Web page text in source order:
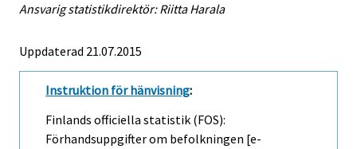
Ansvarig statistikdirektör: Riitta Harala
Uppdaterad 21.07.2015
Instruktion för hänvisning:
Finlands officiella statistik (FOS):
Förhandsuppgifter om befolkningen [e-